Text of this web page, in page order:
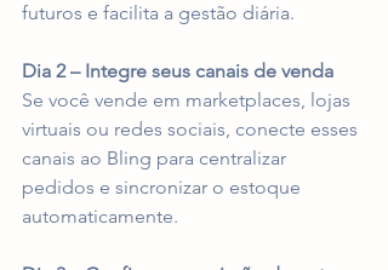
futuros e facilita a gestão diária.
Dia 2 – Integre seus canais de venda
Se você vende em marketplaces, lojas
virtuais ou redes sociais, conecte esses
canais ao Bling para centralizar
pedidos e sincronizar o estoque
automaticamente.